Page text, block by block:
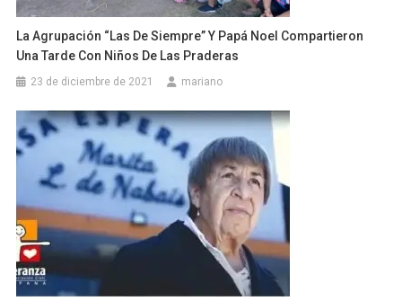
La Agrupación “Las De Siempre” Y Papá Noel Compartieron
Una Tarde Con Niños De Las Praderas
23 de diciembre de 2021 mariano